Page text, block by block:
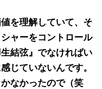
を理解していて、そ
ャーをコントロール
結弦』でなければい
じていないんです。
なかったので（笑